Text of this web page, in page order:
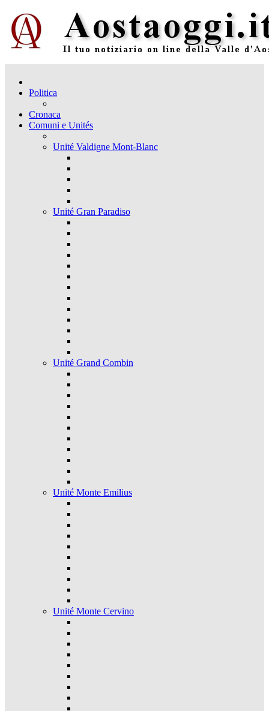
Politica
Cronaca
Comuni e Unités
Unité Valdigne Mont-Blanc
Unité Gran Paradiso
Unité Grand Combin
Unité Monte Emilius
Unité Monte Cervino